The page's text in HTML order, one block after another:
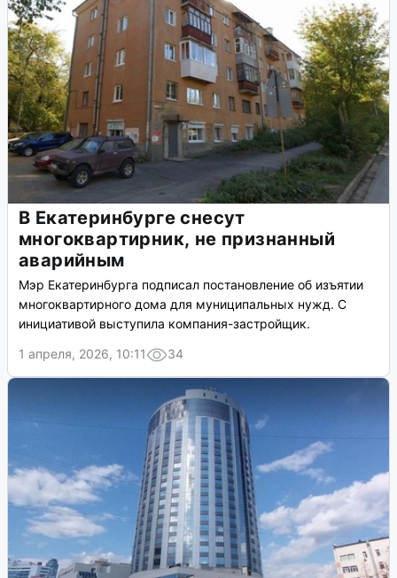
В Екатеринбурге снесут
многоквартирник, не признанный
аварийным
Мэр Екатеринбурга подписал постановление об изъятии
многоквартирного дома для муниципальных нужд. С
инициативой выступила компания-застройщик.
1 апреля, 2026, 10:11
34